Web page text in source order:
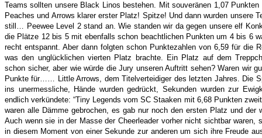
Teams sollten unsere Black Linos bestehen. Mit souveränen 1,07 Punkten
Peaches und Arrows klarer erster Platz! Spitze! Und dann wurden unsere
still… Peewee Level 2 stand an. Wie standen wir da gegen unsere elf
die Plätze 12 bis 5 mit ebenfalls schon beachtlichen Punkten um 4 bis 6
recht entspannt. Aber dann folgten schon Punktezahlen von 6,59 für die
was den unglücklichen vierten Platz brachte. Ein Platz auf dem
schon sicher, aber wie würde die Jury unseren Auftritt sehen? Waren wir
Punkte für…… Little Arrows, dem Titelverteidiger des letzten Jahres. Die
ins unermessliche, Hände wurden gedrückt, Sekunden wurden zur
endlich verkündete: “Tiny Legends vom SC Staaken mit 6,68 Punkten
waren alle Dämme gebrochen, es gab nur noch den ersten Platz und der
Auch wenn sie in der Masse der Cheerleader vorher nicht sichtbar waren,
in diesem Moment von einer Sekunde zur anderen um sich ihre Freude